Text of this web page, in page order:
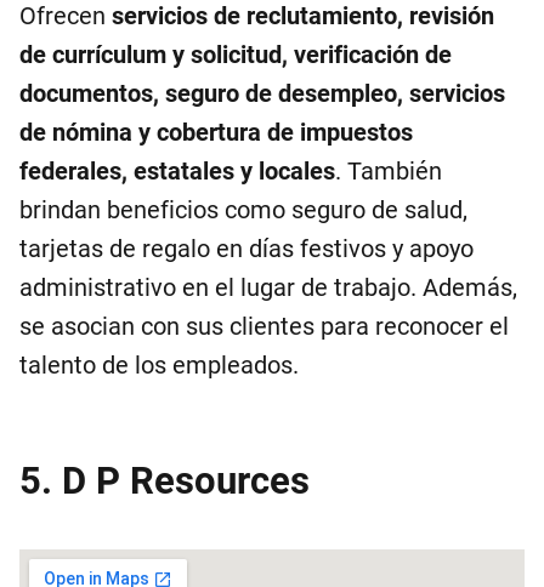
Ofrecen servicios de reclutamiento, revisión
de currículum y solicitud, verificación de
documentos, seguro de desempleo, servicios
de nómina y cobertura de impuestos
federales, estatales y locales. También
brindan beneficios como seguro de salud,
tarjetas de regalo en días festivos y apoyo
administrativo en el lugar de trabajo. Además,
se asocian con sus clientes para reconocer el
talento de los empleados.
5. D P Resources